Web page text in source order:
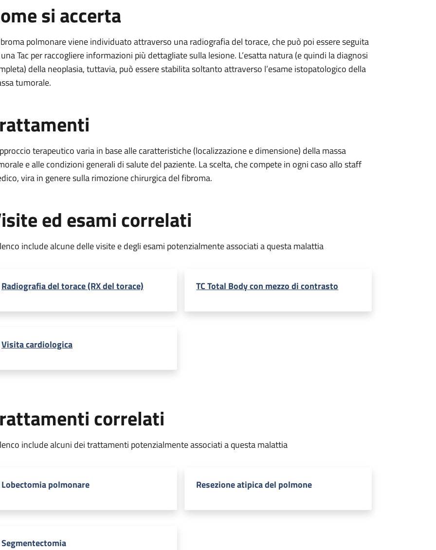
si accerta
polmonare viene individuato attraverso una radiografia del torace, che può poi essere seguita
Tac per raccogliere informazioni più dettagliate sulla lesione. L’esatta natura (e quindi la diagnosi
della neoplasia, tuttavia, può essere stabilita soltanto attraverso l’esame istopatologico della
tumorale.
terapeutico varia in base alle caratteristiche (localizzazione e dimensione) della massa
e alle condizioni generali di salute del paziente. La scelta, che compete in ogni caso allo staff
vira in genere sulla rimozione chirurgica del fibroma.
ed esami correlati
include alcune delle visite e degli esami potenzialmente associati a questa malattia
Radiografia del torace (RX del torace) TC Total Body con mezzo di contrasto
Visita cardiologica
correlati
include alcuni dei trattamenti potenzialmente associati a questa malattia
Lobectomia polmonare Resezione atipica del polmone
Segmentectomia